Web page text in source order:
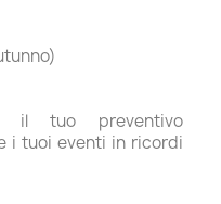
il tuo preventivo
i tuoi eventi in ricordi